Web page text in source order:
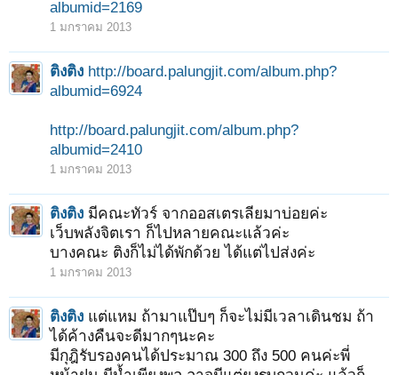
albumid=2169
1 มกราคม 2013
ติงติง http://board.palungjit.com/album.php?
albumid=6924
http://board.palungjit.com/album.php?
albumid=2410
1 มกราคม 2013
ติงติง มีคณะทัวร์ จากออสเตรเลียมาบ่อยค่ะ
เว็บพลังจิตเรา ก็ไปหลายคณะแล้วค่ะ
บางคณะ ติงก็ไม่ได้พักด้วย ได้แต่ไปส่งค่ะ
1 มกราคม 2013
ติงติง แต่แหม ถ้ามาแป๊บๆ ก็จะไม่มีเวลาเดินชม ถ้า
ได้ค้างคืนจะดีมากๆนะคะ
มีกุฎิรับรองคนได้ประมาณ 300 ถึง 500 คนค่ะพี่